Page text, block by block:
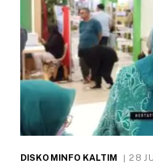
DISKOMINFO KALTIM 28